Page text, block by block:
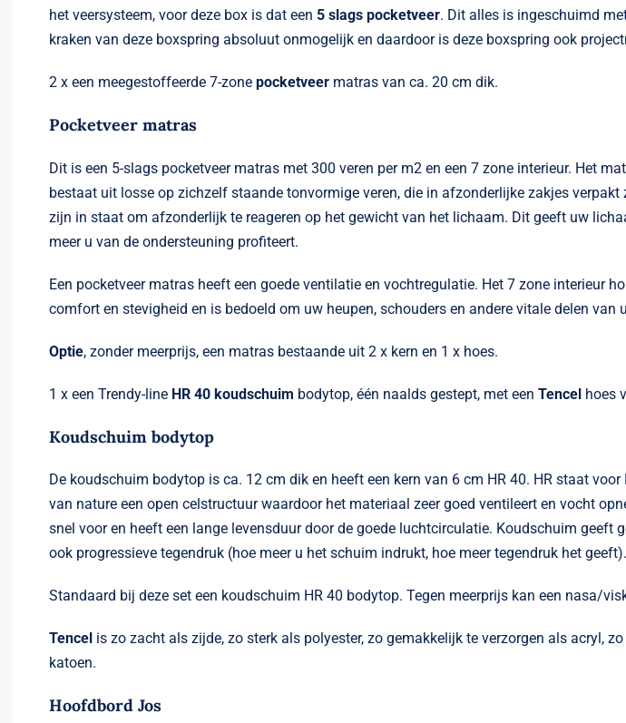
het veersysteem, voor deze box is dat een5 slags pocketveer. Dit alles is ingeschuimd
kraken van deze boxspring absoluut onmogelijk en daardoor is deze boxspring ook
2 x een meegestoffeerde 7-zonepocketveer matras van ca. 20 cm dik.
Pocketveer matras
Dit is een 5-slags pocketveer matras met 300 veren per m2 en een 7 zone interieur. Het
bestaat uit losse op zichzelf staande tonvormige veren, die in afzonderlijke zakjes
zijn in staat om afzonderlijk te reageren op het gewicht van het lichaam. Dit geeft uw
meer u van de ondersteuning profiteert.
Een pocketveer matras heeft een goede ventilatie en vochtregulatie. Het 7 zone interieur
comfort en stevigheid en is bedoeld om uw heupen, schouders en andere vitale delen van
Optie, zonder meerprijs, een matras bestaande uit 2 x kern en 1 x hoes.
1 x een Trendy-line HR 40 koudschuim bodytop, één naalds gestept, met eenTencel hoes
Koudschuim bodytop
De koudschuim bodytop is ca. 12 cm dik en heeft een kern van 6 cm HR 40. HR staat
van nature een open celstructuur waardoor het materiaal zeer goed ventileert en vocht
snel voor en heeft een lange levensduur door de goede luchtcirculatie. Koudschuim
ook progressieve tegendruk (hoe meer u het schuim indrukt, hoe meer tegendruk het geeft).
Standaard bij deze set een koudschuim HR 40 bodytop. Tegen meerprijs kan een nasa/
Tencel is zo zacht als zijde, zo sterk als polyester, zo gemakkelijk te verzorgen als acryl,
katoen.
Hoofdbord Jos